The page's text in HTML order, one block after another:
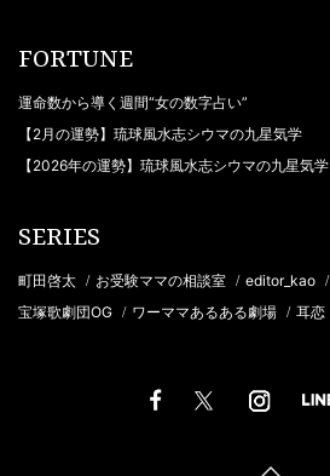
FORTUNE
運命数から導く週間“女の数字占い”
【2月の運勢】琉球風水志シウマの九星気学
【2026年の運勢】琉球風水志シウマの九星気学
SERIES
町田啓太 / お受験ママの相談室 / editor_kao /
宝塚歌劇団OG / ワーママあるある劇場 / 耳恋